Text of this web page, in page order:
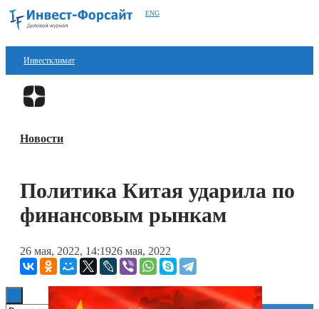
ENG
Инвестклимат
Финансы
Блокчейн
Книги
Новости
Политика Китая ударила по
финансовым рынкам
26 мая, 2022, 14:1926 мая, 2022